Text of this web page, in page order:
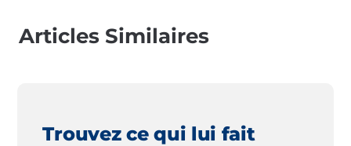
Articles Similaires
Trouvez ce qui lui fait